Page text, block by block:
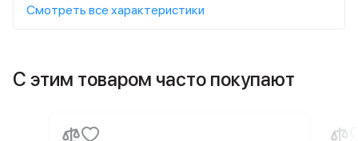
Смотреть все характеристики
С этим товаром часто покупают